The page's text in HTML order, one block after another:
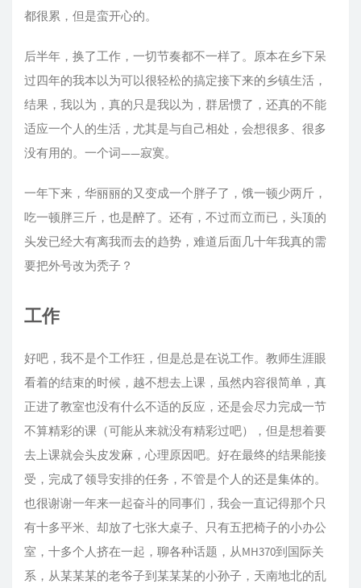
都很累，但是蛮开心的。
后半年，换了工作，一切节奏都不一样了。原本在乡下呆
过四年的我本以为可以很轻松的搞定接下来的乡镇生活，
结果，我以为，真的只是我以为，群居惯了，还真的不能
适应一个人的生活，尤其是与自己相处，会想很多、很多
没有用的。一个词——寂寞。
一年下来，华丽丽的又变成一个胖子了，饿一顿少两斤，
吃一顿胖三斤，也是醉了。还有，不过而立而已，头顶的
头发已经大有离我而去的趋势，难道后面几十年我真的需
要把外号改为秃子？
工作
好吧，我不是个工作狂，但是总是在说工作。教师生涯眼
看着的结束的时候，越不想去上课，虽然内容很简单，真
正进了教室也没有什么不适的反应，还是会尽力完成一节
不算精彩的课（可能从来就没有精彩过吧），但是想着要
去上课就会头皮发麻，心理原因吧。好在最终的结果能接
受，完成了领导安排的任务，不管是个人的还是集体的。
也很谢谢一年来一起奋斗的同事们，我会一直记得那个只
有十多平米、却放了七张大桌子、只有五把椅子的小办公
室，十多个人挤在一起，聊各种话题，从MH370到国际关
系，从某某某的老爷子到某某某的小孙子，天南地北的乱